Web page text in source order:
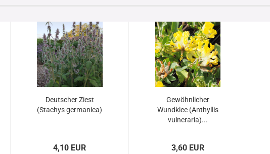
Deutscher Ziest
(Stachys germanica)
4,10 EUR
Gewöhnlicher
Wundklee (Anthyllis
vulneraria)...
3,60 EUR